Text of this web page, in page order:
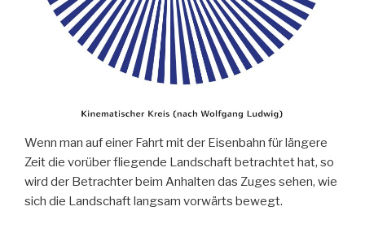
Wenn man auf einer Fahrt mit der Eisenbahn für längere
Zeit die vorüber fliegende Landschaft betrachtet hat, so
wird der Betrachter beim Anhalten das Zuges sehen, wie
sich die Landschaft langsam vorwärts bewegt.